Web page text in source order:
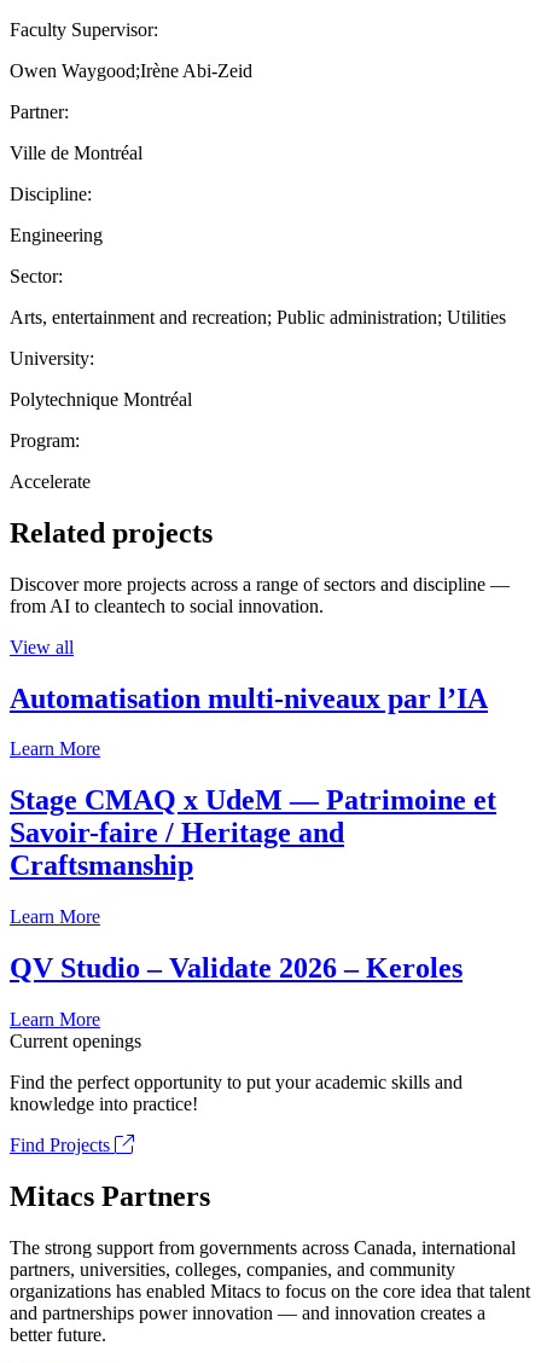
Faculty Supervisor:
Owen Waygood;Irène Abi-Zeid
Partner:
Ville de Montréal
Discipline:
Engineering
Sector:
Arts, entertainment and recreation; Public administration; Utilities
University:
Polytechnique Montréal
Program:
Accelerate
Related projects
Discover more projects across a range of sectors and discipline —
from AI to cleantech to social innovation.
View all
Automatisation multi-niveaux par l’IA
Learn More
Stage CMAQ x UdeM — Patrimoine et
Savoir-faire / Heritage and
Craftsmanship
Learn More
QV Studio – Validate 2026 – Keroles
Learn More
Current openings
Find the perfect opportunity to put your academic skills and
knowledge into practice!
Find Projects
Mitacs Partners
The strong support from governments across Canada, international
partners, universities, colleges, companies, and community
organizations has enabled Mitacs to focus on the core idea that talent
and partnerships power innovation — and innovation creates a
better future.